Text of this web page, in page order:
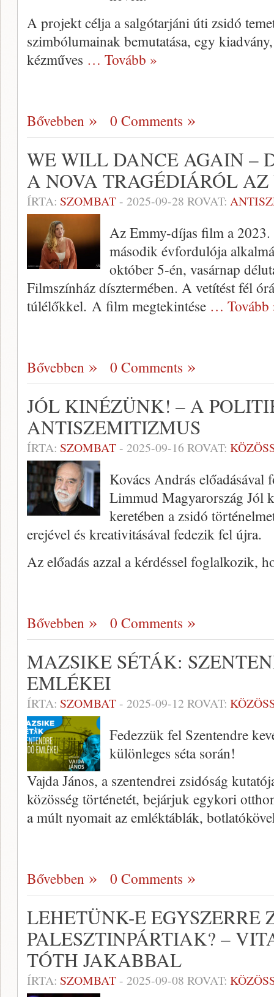
A projekt célja a salgótarjáni úti zsidó
szimbólumainak bemutatása, egy
kézműves … Tovább »
Bővebben 0 Comments
WE WILL DANCE AGAIN –
A NOVA TRAGÉDIÁRÓL
ÍRTA: SZOMBAT- 2025-09-28 ROVAT:
Az Emmy-díjas film a
második évfordulója
október 5-én, vasárnap
Filmszínház dísztermében. A vetítést fél
túlélőkkel. A film megtekintése … Tovább
Bővebben 0 Comments
JÓL KINÉZÜNK! – A
ANTISZEMITIZMUS
ÍRTA: SZOMBAT- 2025-09-16 ROVAT:
Kovács András
Limmud Magyarország Jól
keretében a zsidó
erejével és kreativitásával fedezik fel újra.
Az előadás azzal a kérdéssel foglalkozik,
Bővebben 0 Comments
MAZSIKE SÉTÁK:
EMLÉKEI
ÍRTA: SZOMBAT- 2025-09-12 ROVAT:
Fedezzük fel Szentendre
különleges séta során!
Vajda János, a szentendrei zsidóság
közösség történetét, bejárjuk egykori
a múlt nyomait az emléktáblák,
Bővebben 0 Comments
LEHETÜNK-E EGYSZERRE
PALESZTINPÁRTIAK? –
TÓTH JAKABBAL
ÍRTA: SZOMBAT- 2025-09-08 ROVAT: